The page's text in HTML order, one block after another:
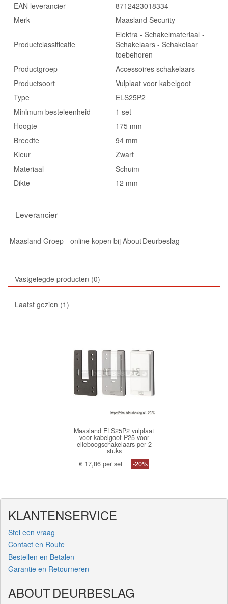
EAN leverancier
8712423018334
Merk
Maasland Security
Productclassificatie
Elektra - Schakelmateriaal -
Schakelaars - Schakelaar
toebehoren
Productgroep
Accessoires schakelaars
Productsoort
Vulplaat voor kabelgoot
Type
ELS25P2
Minimum besteleenheid
1 set
Hoogte
175 mm
Breedte
94 mm
Kleur
Zwart
Materiaal
Schuim
Dikte
12 mm
Leverancier
Maasland Groep - online kopen bij About Deurbeslag
Vastgelegde producten 0
Laatst gezien 1
Maasland ELS25P2 vulplaat
voor kabelgoot P25 voor
elleboogschakelaars per 2
stuks
€ 17,86 per set
-20%
KLANTENSERVICE
Stel een vraag
Contact en Route
Bestellen en Betalen
Garantie en Retourneren
ABOUT DEURBESLAG